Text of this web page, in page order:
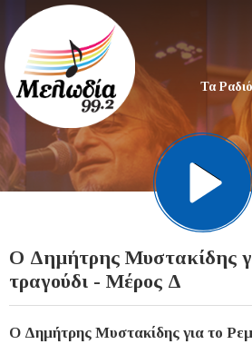
Τα
Ο Δημήτρης Μυστακίδης
τραγούδι - Μέρος Δ
Ο Δημήτρης Μυστακίδης για το